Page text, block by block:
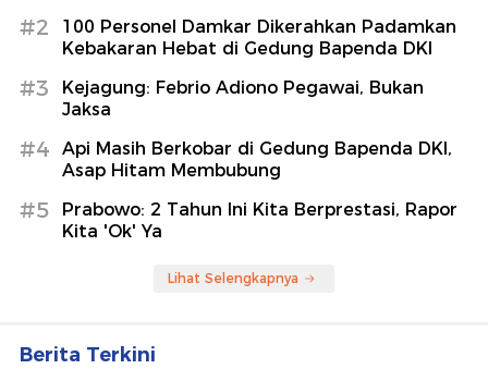
#2
100 Personel Damkar Dikerahkan Padamkan
Kebakaran Hebat di Gedung Bapenda DKI
#3
Kejagung: Febrio Adiono Pegawai, Bukan
Jaksa
#4
Api Masih Berkobar di Gedung Bapenda DKI,
Asap Hitam Membubung
#5
Prabowo: 2 Tahun Ini Kita Berprestasi, Rapor
Kita 'Ok' Ya
Lihat Selengkapnya
Berita Terkini